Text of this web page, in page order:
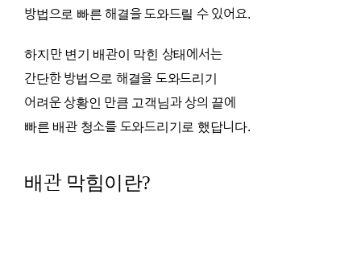
방법으로 빠른 해결을 도와드릴 수 있어요.
하지만 변기 배관이 막힌 상태에서는
간단한 방법으로 해결을 도와드리기
어려운 상황인 만큼 고객님과 상의 끝에
빠른 배관 청소를 도와드리기로 했답니다.
배관 막힘이란?